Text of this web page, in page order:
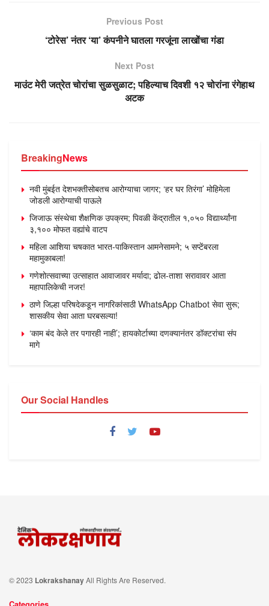
Previous Post
‘टोरेस’ नंतर ‘या’ कंपनीने घातला गरजूंना लाखोंचा गंडा
Next Post
माउंट मेरी जत्रेत चोरांचा सुळसुळाट; पहिल्याच दिवशी १२ चोरांना रंगेहाथ
अटक
BreakingNews
नवी मुंबईत देशभक्तीसोबतच आरोग्याचा जागर; ‘हर घर तिरंगा’ मोहिमेला
जोडली आरोग्याची पाऊले
जिजाऊ संस्थेचा शैक्षणिक उपक्रम; पिवळी केंद्रातील १,०५० विद्यार्थ्यांना
३,१०० मोफत वह्यांचे वाटप
महिला आशिया चषकात भारत-पाकिस्तान आमनेसामने; ५ सप्टेंबरला
महामुकाबला!
गणेशोत्सवाच्या उत्साहात आवाजावर मर्यादा; ढोल-ताशा सरावावर आता
महापालिकेची नजर!
ठाणे जिल्हा परिषदेकडून नागरिकांसाठी WhatsApp Chatbot सेवा सुरू;
शासकीय सेवा आता घरबसल्या!
‘काम बंद केले तर पगारही नाही’; हायकोर्टाच्या दणक्यानंतर डॉक्टरांचा संप
मागे
Our Social Handles
© 2023 LokrakshanayAll Rights Are Reserved.